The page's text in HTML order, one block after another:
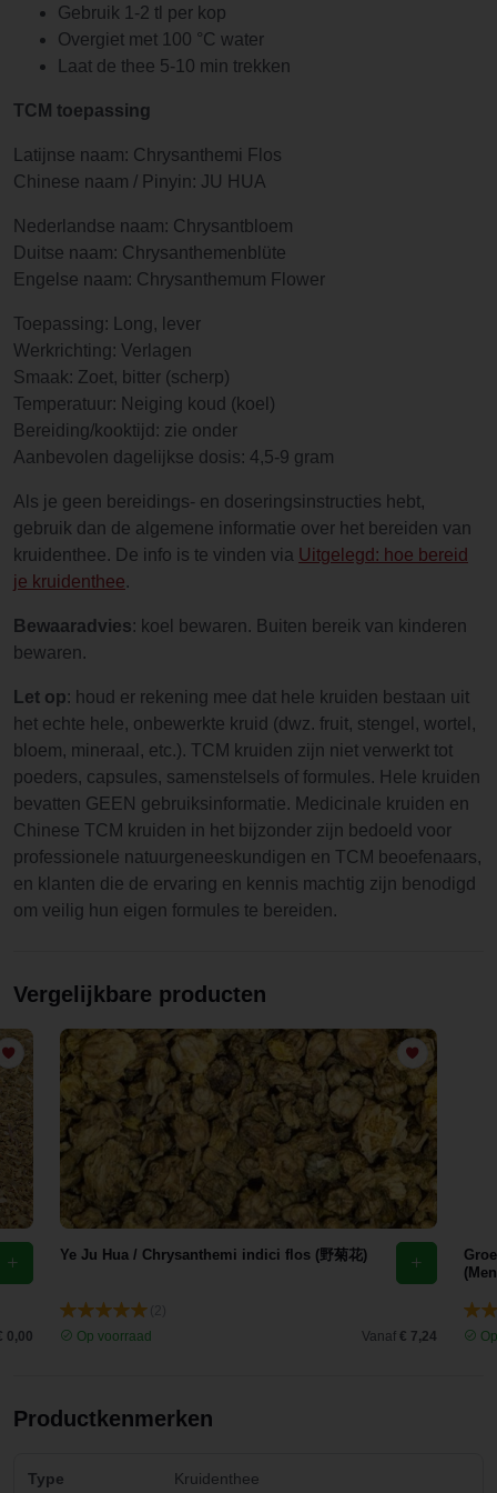
Gebruik 1-2 tl per kop
Overgiet met 100 °C water
Laat de thee 5-10 min trekken
TCM toepassing
Latijnse naam: Chrysanthemi Flos
Chinese naam / Pinyin: JU HUA
Nederlandse naam: Chrysantbloem
Duitse naam: Chrysanthemenblüte
Engelse naam: Chrysanthemum Flower
Toepassing: Long, lever
Werkrichting: Verlagen
Smaak: Zoet, bitter (scherp)
Temperatuur: Neiging koud (koel)
Bereiding/kooktijd: zie onder
Aanbevolen dagelijkse dosis: 4,5-9 gram
Als je geen bereidings- en doseringsinstructies hebt,
gebruik dan de algemene informatie over het bereiden van
kruidenthee. De info is te vinden via Uitgelegd: hoe bereid
je kruidenthee.
Bewaaradvies: koel bewaren. Buiten bereik van kinderen
bewaren.
Let op: houd er rekening mee dat hele kruiden bestaan uit
het echte hele, onbewerkte kruid (dwz. fruit, stengel, wortel,
bloem, mineraal, etc.). TCM kruiden zijn niet verwerkt tot
poeders, capsules, samenstelsels of formules. Hele kruiden
bevatten GEEN gebruiksinformatie. Medicinale kruiden en
Chinese TCM kruiden in het bijzonder zijn bedoeld voor
professionele natuurgeneeskundigen en TCM beoefenaars,
en klanten die de ervaring en kennis machtig zijn benodigd
om veilig hun eigen formules te bereiden.
Vergelijkbare producten
0,00
Ye Ju Hua / Chrysanthemi indici flos (野菊花)
Op voorraad
Vanaf € 7,24
Productkenmerken
Type Kruidenthee